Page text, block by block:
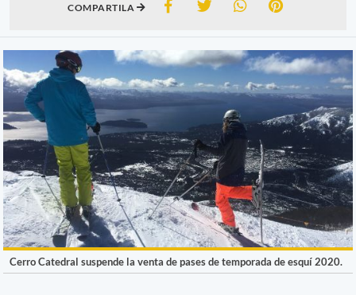
COMPARTILA
Cerro Catedral suspende la venta de pases de temporada de esquí 2020.